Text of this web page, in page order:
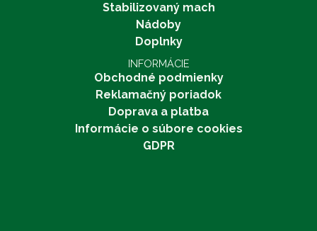
Stabilizovaný mach
Nádoby
Doplnky
INFORMÁCIE
Obchodné podmienky
Reklamačný poriadok
Doprava a platba
Informácie o súbore cookies
GDPR